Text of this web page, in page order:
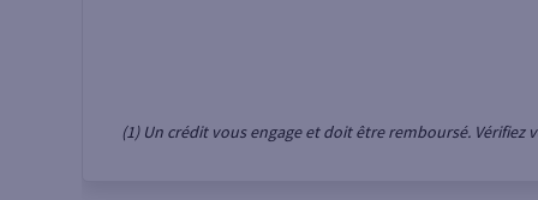
(1) Un crédit vous engage et doit être remboursé.